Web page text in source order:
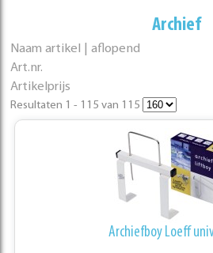
Archief
Naam artikel | aflopend
Art.nr.
Artikelprijs
Resultaten 1 - 115 van 115
Archiefboy Loeff